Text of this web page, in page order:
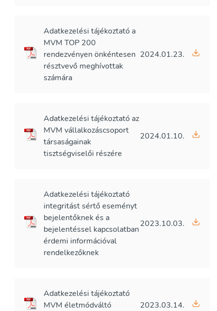
Adatkezelési tájékoztató a
MVM TOP 200
rendezvényen önkéntesen
résztvevő meghívottak
számára
2024.01.23.
Adatkezelési tájékoztató az
MVM vállalkozáscsoport
társaságainak
tisztségviselői részére
2024.01.10.
Adatkezelési tájékoztató
integritást sértő eseményt
bejelentőknek és a
bejelentéssel kapcsolatban
érdemi információval
rendelkezőknek
2023.10.03.
Adatkezelési tájékoztató
MVM életmódváltó
2023.03.14.